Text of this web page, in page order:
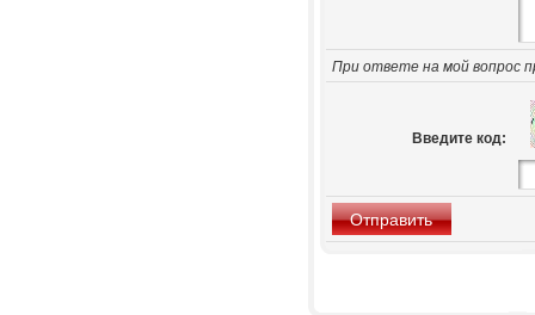
При ответе на мой вопрос
Введите код: